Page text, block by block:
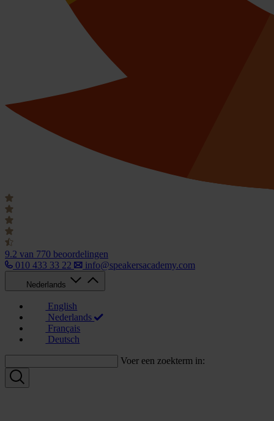
9.2 van 770 beoordelingen
010 433 33 22
info@speakersacademy.com
Nederlands
English
Nederlands
Français
Deutsch
Voer een zoekterm in: